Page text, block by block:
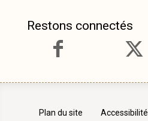
Restons connectés
Plan du site Accessibilité